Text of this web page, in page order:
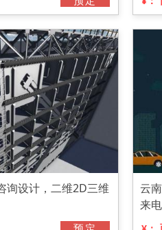
询设计，二维2D三维
云
来